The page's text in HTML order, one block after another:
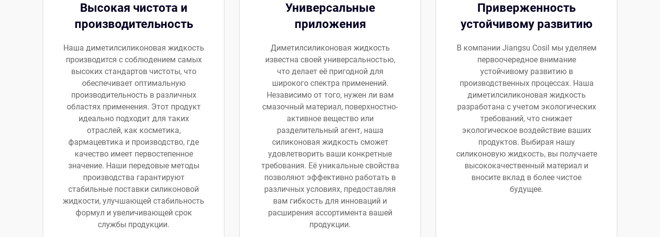
Высокая чистота и
производительность
Наша диметилсиликоновая жидкость
производится с соблюдением самых
высоких стандартов чистоты, что
обеспечивает оптимальную
производительность в различных
областях применения. Этот продукт
идеально подходит для таких
отраслей, как косметика,
фармацевтика и производство, где
качество имеет первостепенное
значение. Наши передовые методы
производства гарантируют
стабильные поставки силиконовой
жидкости, улучшающей стабильность
формул и увеличивающей срок
службы продукции.
Универсальные
приложения
Диметилсиликоновая жидкость
известна своей универсальностью,
что делает её пригодной для
широкого спектра применений.
Независимо от того, нужен ли вам
смазочный материал, поверхностно-
активное вещество или
разделительный агент, наша
силиконовая жидкость сможет
удовлетворить ваши конкретные
требования. Её уникальные свойства
позволяют эффективно работать в
различных условиях, предоставляя
вам гибкость для инноваций и
расширения ассортимента вашей
продукции.
Приверженность
устойчивому развитию
В компании Jiangsu Cosil мы уделяем
первоочередное внимание
устойчивому развитию в
производственных процессах. Наша
диметилсиликоновая жидкость
разработана с учетом экологических
требований, что снижает
экологическое воздействие ваших
продуктов. Выбирая нашу
силиконовую жидкость, вы получаете
высококачественный материал и
вносите вклад в более чистое
будущее.